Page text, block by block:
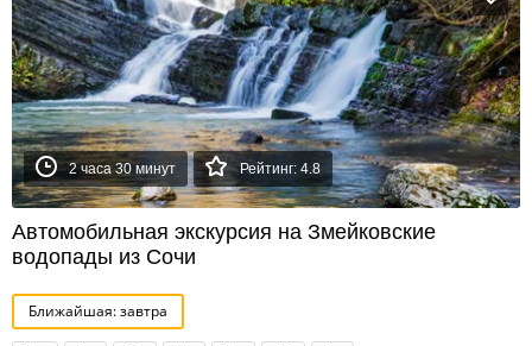
2 часа 30 минут Рейтинг: 4.8
Автомобильная экскурсия на Змейковские
водопады из Сочи
Ближайшая: завтра